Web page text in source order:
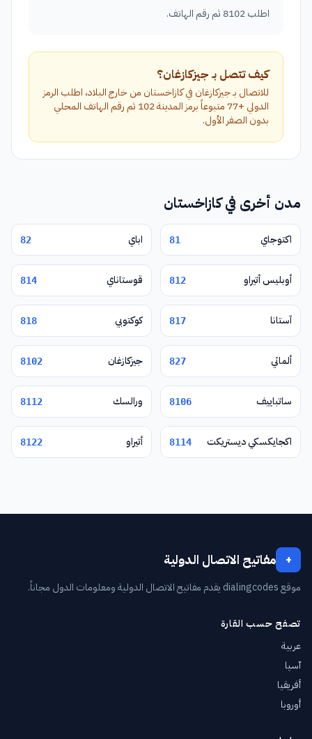
اطلب 8102 ثم رقم الهاتف.
كيف تتصل بـ جيزكازغان؟
للاتصال بـ جيزكازغان في كازاخستان من خارج البلاد، اطلب الرمز
الدولي +77 متبوعاً برمز المدينة 102 ثم رقم الهاتف المحلي
بدون الصفر الأول.
مدن أخرى في كازاخستان
اكتوجاي 81 اباي 82
أوبليس أتيراو 812 قوستاناي 814
آستانا 817 كوكتوبي 818
ألماتي 827 جيزكازغان 8102
ساتباييف 8106 ورالسك 8112
اكجايكسكي ديستريكت 8114 أتيراو 8122
+ مفاتيح الاتصال الدولية
موقع dialingcodes يقدم مفاتيح الاتصال الدولية ومعلومات الدول مجاناً.
تصفح حسب القارة
عربية
آسيا
أفريقيا
أوروبا